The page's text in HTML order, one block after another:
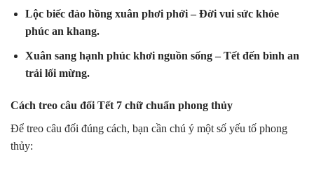
Lộc biếc đào hồng xuân phơi phới – Đời vui sức khỏe
phúc an khang.
Xuân sang hạnh phúc khơi nguồn sống – Tết đến bình an
trải lối mừng.
Cách treo câu đối Tết 7 chữ chuẩn phong thủy
Để treo câu đối đúng cách, bạn cần chú ý một số yếu tố phong
thủy: